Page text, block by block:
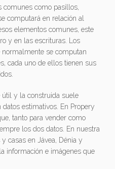
comunes como pasillos,
computará en relación al
elementos comunes, este
y en las escrituras. Los
se computan
cada uno de ellos tienen sus
útil y la construida suele
datos estimativos. En Propery
tanto para vender como
los dos datos. En nuestra
casas en Jávea, Dénia y
información e imágenes que